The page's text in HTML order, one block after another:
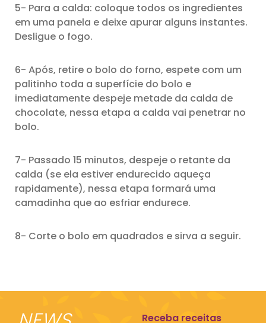
5- Para a calda: coloque todos os ingredientes
em uma panela e deixe apurar alguns instantes.
Desligue o fogo.
6- Após, retire o bolo do forno, espete com um
palitinho toda a superfície do bolo e
imediatamente despeje metade da calda de
chocolate, nessa etapa a calda vai penetrar no
bolo.
7- Passado 15 minutos, despeje o retante da
calda (se ela estiver endurecido aqueça
rapidamente), nessa etapa formará uma
camadinha que ao esfriar endurece.
8- Corte o bolo em quadrados e sirva a seguir.
Receba receitas